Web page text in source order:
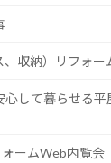
収納）リフォー
心して暮らせる平
ームWeb内覧会